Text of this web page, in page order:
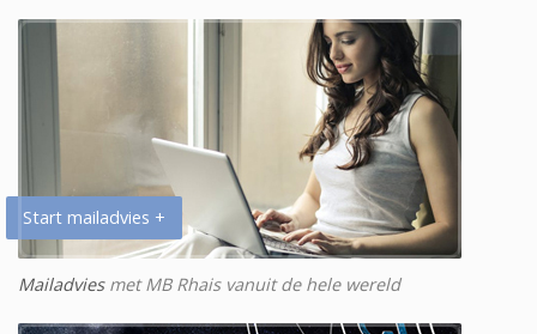
Start mailadvies +
Mailadviesmet MB Rhais vanuit de hele wereld